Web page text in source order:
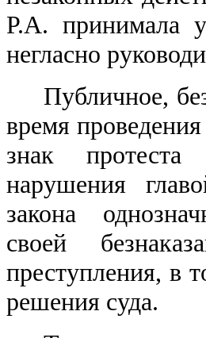
Р.А. принимала
негласно
Публичное,
время
знак протеста
нарушения
закона
своей
преступления, в
решения суда.